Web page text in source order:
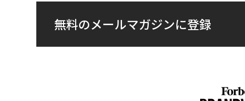
無料のメールマガジンに登録